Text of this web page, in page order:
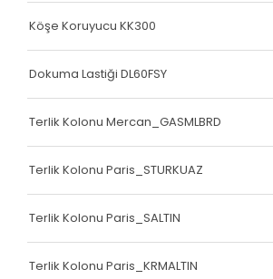
Köşe Koruyucu KK300
Dokuma Lastiği DL60FSY
Terlik Kolonu Mercan_GASMLBRD
Terlik Kolonu Paris_STURKUAZ
Terlik Kolonu Paris_SALTIN
Terlik Kolonu Paris_KRMALTIN